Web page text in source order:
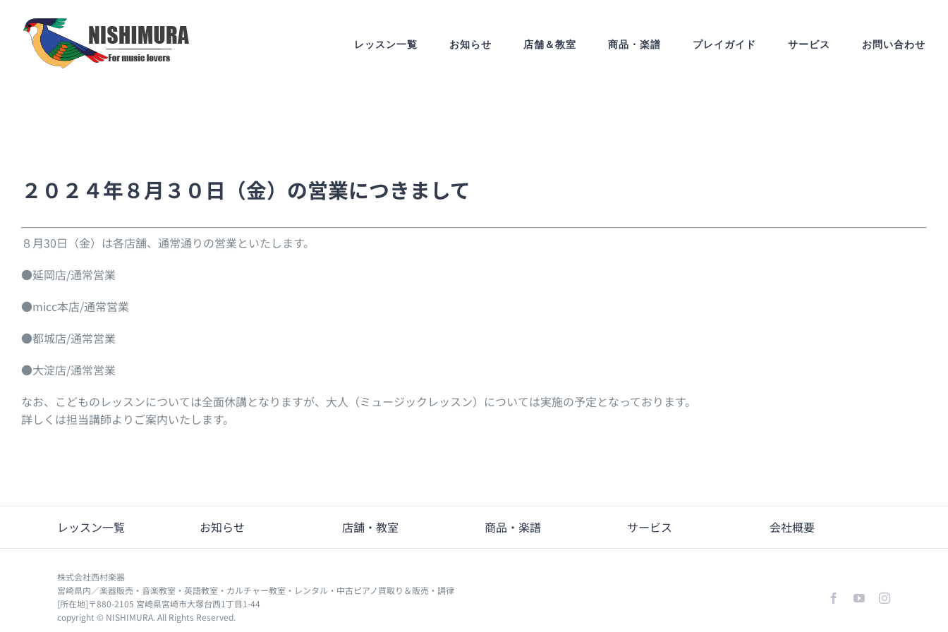
content
レッスン一覧 お知らせ 店舗＆教室 商品・楽譜 プレイガイド サービス お問い合わせ
２０２４年８月３０日（金）の営業につきまして
８月30日（金）は各店舗、通常通りの営業といたします。
●延岡店/通常営業
●micc本店/通常営業
●都城店/通常営業
●大淀店/通常営業
なお、こどものレッスンについては全面休講となりますが、大人（ミュージックレッスン）については実施の予定となっております。
詳しくは担当講師よりご案内いたします。
レッスン一覧 お知らせ 店舗・教室 商品・楽譜 サービス 会社概要
株式会社西村楽器
宮崎県内／楽器販売・音楽教室・英語教室・カルチャー教室・レンタル・中古ピアノ買取り＆販売・調律
[所在地]〒880-2105 宮崎県宮崎市大塚台西1丁目1-44
copyright © NISHIMURA. All Rights Reserved.
FacebookYouTubeInstagram